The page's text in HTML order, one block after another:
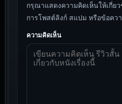
กรุณาแสดงความคิดเห็นให้เกี่ย
การโพสต์ลิงก์ สแปม หรือข้อคว
ความคิดเห็น